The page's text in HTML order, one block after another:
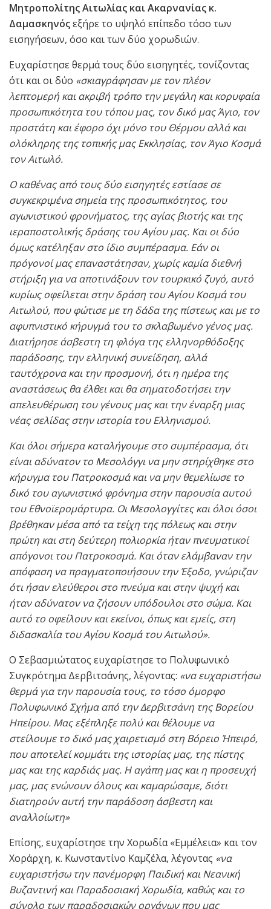
Μητροπολίτης Αιτωλίας και Ακαρνανίας κ.
Δαμασκηνόςεξήρε το υψηλό επίπεδο τόσο των
εισηγήσεων, όσο και των δύο χορωδιών.
Ευχαρίστησε θερμά τους δύο εισηγητές, τονίζοντας
ότι και οι δύο «σκιαγράφησαν με τον πλέον
λεπτομερή και ακριβή τρόπο την μεγάλη και κορυφαία
προσωπικότητα του τόπου μας, τον δικό μας Άγιο, τον
προστάτη και έφορο όχι μόνο του Θέρμου αλλά και
ολόκληρης της τοπικής μας Εκκλησίας, τον Άγιο Κοσμά
τον Αιτωλό.
Ο καθένας από τους δύο εισηγητές εστίασε σε
συγκεκριμένα σημεία της προσωπικότητος, του
αγωνιστικού φρονήματος, της αγίας βιοτής και της
ιεραποστολικής δράσης του Αγίου μας. Και οι δύο
όμως κατέληξαν στο ίδιο συμπέρασμα. Εάν οι
πρόγονοί μας επαναστάτησαν, χωρίς καμία διεθνή
στήριξη για να αποτινάξουν τον τουρκικό ζυγό, αυτό
κυρίως οφείλεται στην δράση του Αγίου Κοσμά του
Αιτωλού, που φώτισε με τη δάδα της πίστεως και με το
αφυπνιστικό κήρυγμά του το σκλαβωμένο γένος μας.
Διατήρησε άσβεστη τη φλόγα της ελληνορθόδοξης
παράδοσης, την ελληνική συνείδηση, αλλά
ταυτόχρονα και την προσμονή, ότι η ημέρα της
αναστάσεως θα έλθει και θα σηματοδοτήσει την
απελευθέρωση του γένους μας και την έναρξη μιας
νέας σελίδας στην ιστορία του Ελληνισμού.
Και όλοι σήμερα καταλήγουμε στο συμπέρασμα, ότι
είναι αδύνατον το Μεσολόγγι να μην στηρίχθηκε στο
κήρυγμα του Πατροκοσμά και να μην θεμελίωσε το
δικό του αγωνιστικό φρόνημα στην παρουσία αυτού
του Εθνοϊερομάρτυρα. Οι Μεσολογγίτες και όλοι όσοι
βρέθηκαν μέσα από τα τείχη της πόλεως και στην
πρώτη και στη δεύτερη πολιορκία ήταν πνευματικοί
απόγονοι του Πατροκοσμά. Και όταν ελάμβαναν την
απόφαση να πραγματοποιήσουν την Έξοδο, γνώριζαν
ότι ήσαν ελεύθεροι στο πνεύμα και στην ψυχή και
ήταν αδύνατον να ζήσουν υπόδουλοι στο σώμα. Και
αυτό το οφείλουν και εκείνοι, όπως και εμείς, στη
διδασκαλία του Αγίου Κοσμά του Αιτωλού».
Ο Σεβασμιώτατος ευχαρίστησε το Πολυφωνικό
Συγκρότημα Δερβιτσάνης, λέγοντας: «να ευχαριστήσω
θερμά για την παρουσία τους, το τόσο όμορφο
Πολυφωνικό Σχήμα από την Δερβιτσάνη της Βορείου
Ηπείρου. Μας εξέπληξε πολύ και θέλουμε να
στείλουμε το δικό μας χαιρετισμό στη Βόρειο Ήπειρό,
που αποτελεί κομμάτι της ιστορίας μας, της πίστης
μας και της καρδιάς μας. Η αγάπη μας και η προσευχή
μας, μας ενώνουν όλους και καμαρώσαμε, διότι
διατηρούν αυτή την παράδοση άσβεστη και
αναλλοίωτη»
Επίσης, ευχαρίστησε την Χορωδία «Εμμέλεια» και τον
Χοράρχη, κ. Κωνσταντίνο Καμζέλα, λέγοντας «να
ευχαριστήσω την πανέμορφη Παιδική και Νεανική
Βυζαντινή και Παραδοσιακή Χορωδία, καθώς και το
σύνολο των παραδοσιακών οργάνων που μας